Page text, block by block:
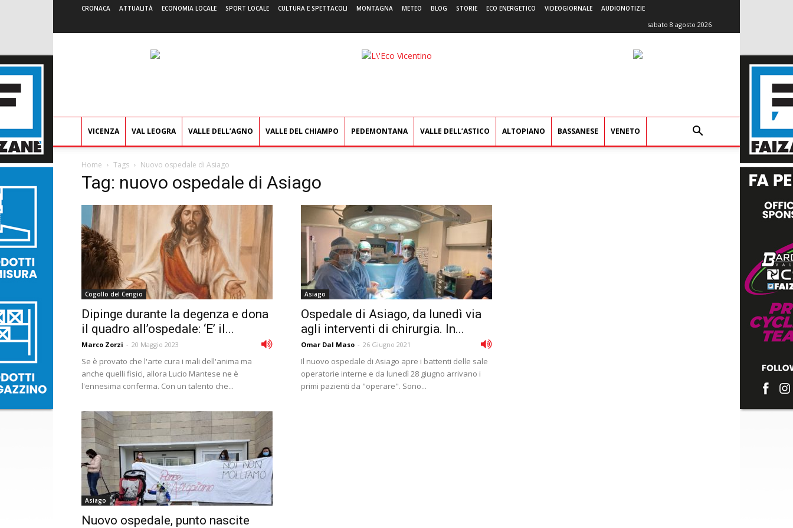
CRONACA ATTUALITÀ ECONOMIA LOCALE SPORT LOCALE CULTURA E SPETTACOLI MONTAGNA METEO BLOG STORIE ECO ENERGETICO VIDEOGIORNALE AUDIONOTIZIE
sabato 8 agosto 2026
L'Eco
VICENZA VAL LEOGRA VALLE DELL’AGNO VALLE DEL CHIAMPO PEDEMONTANA VALLE DELL’ASTICO ALTOPIANO BASSANESE VENETO
Home Tags Nuovo ospedale di Asiago
Tag: nuovo ospedale di Asiago
Cogollo del Cengio
Dipinge durante la degenza e dona
il quadro all’ospedale: ‘E’ il...
Marco Zorzi - 20 Maggio 2023
Se è provato che l'arte cura i mali dell'anima ma
anche quelli fisici, allora Lucio Mantese ne è
l'ennesima conferma. Con un talento che...
Asiago
Ospedale di Asiago, da lunedì via
agli interventi di chirurgia. In...
Omar Dal Maso - 26 Giugno 2021
Il nuovo ospedale di Asiago apre i battenti delle sale
operatorie interne e da lunedì 28 giugno arrivano i
primi pazienti da "operare". Sono...
Asiago
Nuovo ospedale, punto nascite